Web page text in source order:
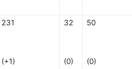
231
(+1)
32
(0)
50
(0)